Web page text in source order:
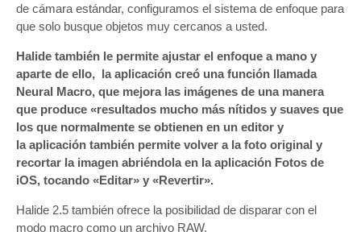
de cámara estándar, configuramos el sistema de enfoque para
que solo busque objetos muy cercanos a usted.
Halide también le permite ajustar el enfoque a mano y
aparte de ello, la aplicación creó una función llamada
Neural Macro, que mejora las imágenes de una manera
que produce «resultados mucho más nítidos y suaves que
los que normalmente se obtienen en un editor y
la aplicación también permite volver a la foto original y
recortar la imagen abriéndola en la aplicación Fotos de
iOS, tocando «Editar» y «Revertir».
Halide 2.5 también ofrece la posibilidad de disparar con el
modo macro como un archivo RAW.